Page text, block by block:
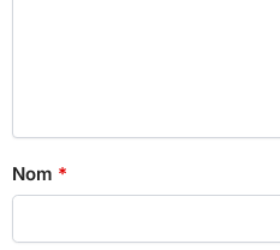
Nom *